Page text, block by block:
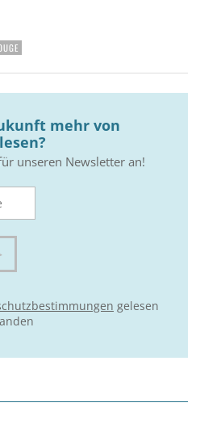
mehr von
unseren Newsletter an!
gelesen